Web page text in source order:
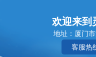
欢迎来到
地址：厦门
客服热